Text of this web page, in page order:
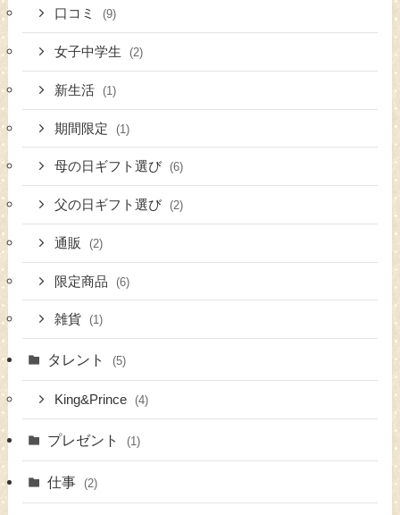
口コミ (9)
女子中学生 (2)
新生活 (1)
期間限定 (1)
母の日ギフト選び (6)
父の日ギフト選び (2)
通販 (2)
限定商品 (6)
雑貨 (1)
タレント (5)
King&Prince (4)
プレゼント (1)
仕事 (2)